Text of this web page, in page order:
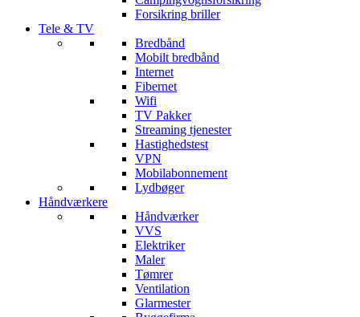
Forsikring briller
Tele & TV
Bredbånd
Mobilt bredbånd
Internet
Fibernet
Wifi
TV Pakker
Streaming tjenester
Hastighedstest
VPN
Mobilabonnement
Lydbøger
Håndværkere
Håndværker
VVS
Elektriker
Maler
Tømrer
Ventilation
Glarmester